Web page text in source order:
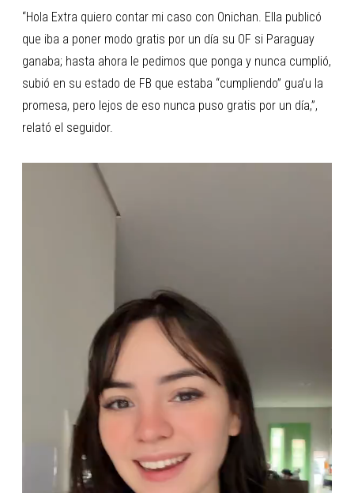
“Hola Extra quiero contar mi caso con Onichan. Ella publicó
que iba a poner modo gratis por un día su OF si Paraguay
ganaba; hasta ahora le pedimos que ponga y nunca cumplió,
subió en su estado de FB que estaba “cumpliendo” gua’u la
promesa, pero lejos de eso nunca puso gratis por un día,”,
relató el seguidor.